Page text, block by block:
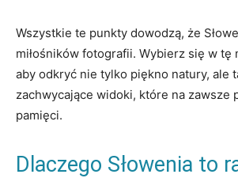
Wszystkie te punkty⁣ dowodzą, że
miłośników fotografii. Wybierz się w tę⁢
aby odkryć nie tylko piękno ‌natury, ale
zachwycające widoki, które na zawsze
pamięci.
Dlaczego Słowenia to